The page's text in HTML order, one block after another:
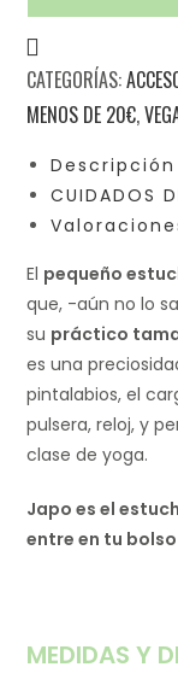
CATEGORÍAS:
MENOS DE 20€,
Descripción
CUIDADOS
El pequeño
que, -aún no lo
su práctico
es una
pintalabios, el
pulsera, reloj, y
clase de yoga.
Japo es el
entre en tu
MEDIDAS Y